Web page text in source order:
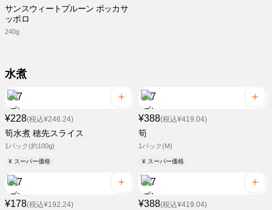
サンスウィートプルーン ポッカサ
ッポロ
240g
水煮
¥228(税込¥246.24)
筍水煮 穂先スライス
1パック(約100g)
¥ スーパー価格
¥388(税込¥419.04)
筍
1パック(M)
¥ スーパー価格
¥178(税込¥192.24) ¥388(税込¥419.04)